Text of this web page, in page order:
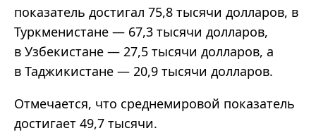
показатель достигал 75,8 тысячи долларов, в
Туркменистане — 67,3 тысячи долларов,
в Узбекистане — 27,5 тысячи долларов, а
в Таджикистане — 20,9 тысячи долларов.
Отмечается, что среднемировой показатель
достигает 49,7 тысячи.